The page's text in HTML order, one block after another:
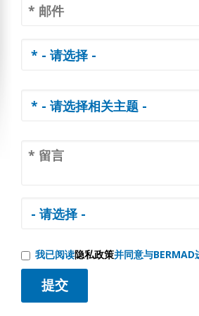
我已阅读隐私政策并同意与BERMAD